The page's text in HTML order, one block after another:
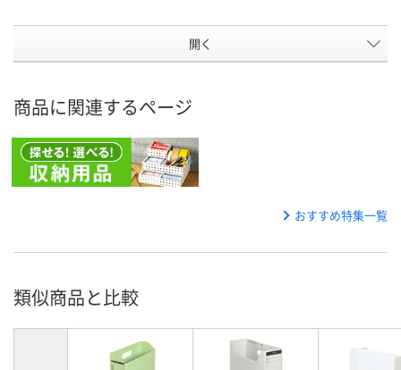
開く
商品に関連するページ
おすすめ特集一覧
類似商品と比較